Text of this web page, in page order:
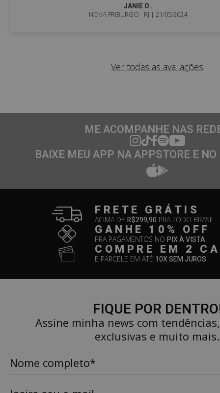
JANIE O .
NOVA FRIBURGO - RJ | 21/05/2024
Ver todas as avaliações
ME ACOMPANHE NAS
BAIXE MEU APP NA APPSTORE E
FRETE GRÁTIS
ACIMA DER$299,90 PRA TODO BRASIL
GANHE 10% OFF
PRA PAGAMENTOS NOPIX À VISTA
COMPRE EM 2
E PARCELE EM ATÉ 10X SEM JUROS
FIQUE POR
Assine minha news com
exclusivas e muito mais.